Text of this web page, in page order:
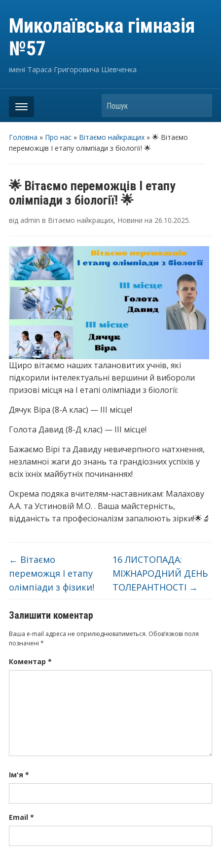
Миколаївська гімназія
№57
імені Тараса Григоровича Шевченка
Пошук
Головна » Про нас» Вітаємо найкращих» 🌟 Вітаємо
переможців І етапу олімпіади з біології! 🌟
🌟 Вітаємо переможців І етапу
олімпіади з біології! 🌟
від admin в Вітаємо найкращих, Новини на 26.10.2025.
Щиро вітаємо наших талановитих учнів, які
підкорили інтелектуальні вершини й вибороли
призові місця на І етапі олімпіади з біології:
Дячук Віра (8-А клас) — ІІІ місце!
Голота Давид (8-Д клас) — ІІІ місце!
Бажаємо Вірі та Давиду невичерпного натхнення,
незламної жаги до знань та грандіозних успіхів у
всіх їхніх майбутніх починаннях!
Окрема подяка вчителям-наставникам: Малахову
А.А. та Устиновій М.О. . Ваша майстерність,
відданість та професіоналізм запалюють зірки!🌟🔬
← Вітаємо
переможця І етапу
олімпіади з фізики!
16 ЛИСТОПАДА:
МІЖНАРОДНИЙ ДЕНЬ
ТОЛЕРАНТНОСТІ →
Залишити коментар
Ваша e-mail адреса не оприлюднюватиметься. Обов’язкові поля
позначені *
Коментар *
Ім'я *
Email *